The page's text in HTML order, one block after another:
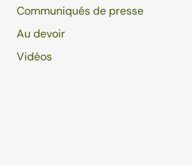
Communiqués de presse
Au devoir
Vidéos